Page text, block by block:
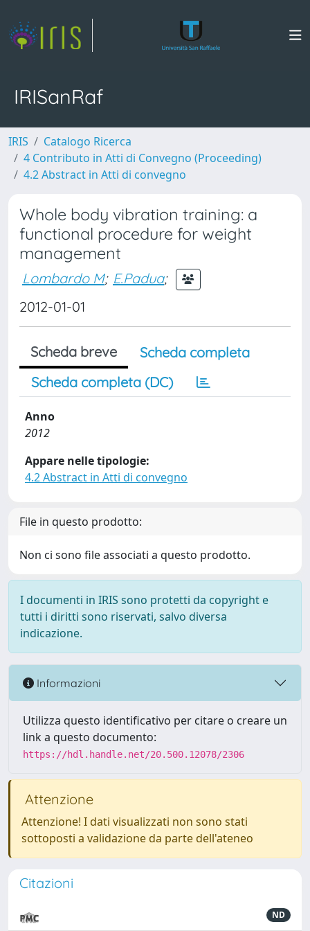
IRISanRaf
IRIS
Catalogo Ricerca
4 Contributo in Atti di Convegno (Proceeding)
4.2 Abstract in Atti di convegno
Whole body vibration training: a
functional procedure for weight
management
Lombardo M; E.Padua;
2012-01-01
Scheda breve
Scheda completa
Scheda completa (DC)
Anno
2012
Appare nelle tipologie:
4.2 Abstract in Atti di convegno
File in questo prodotto:
Non ci sono file associati a questo prodotto.
I documenti in IRIS sono protetti da copyright e
tutti i diritti sono riservati, salvo diversa
indicazione.
Informazioni
Utilizza questo identificativo per citare o creare un
link a questo documento:
https://hdl.handle.net/20.500.12078/2306
Attenzione
Attenzione! I dati visualizzati non sono stati
sottoposti a validazione da parte dell'ateneo
Citazioni
ND